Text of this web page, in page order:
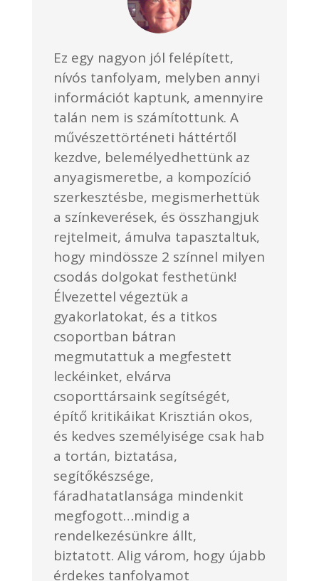
Ez egy nagyon jól felépített,
nívós tanfolyam, melyben annyi
információt kaptunk, amennyire
talán nem is számítottunk. A
művészettörténeti háttértől
kezdve, belemélyedhettünk az
anyagismeretbe, a kompozíció
szerkesztésbe, megismerhettük
a színkeverések, és összhangjuk
rejtelmeit, ámulva tapasztaltuk,
hogy mindössze 2 színnel milyen
csodás dolgokat festhetünk!
Élvezettel végeztük a
gyakorlatokat, és a titkos
csoportban bátran
megmutattuk a megfestett
leckéinket, elvárva
csoporttársaink segítségét,
építő kritikáikat Krisztián okos,
és kedves személyisége csak hab
a tortán, biztatása,
segítőkészsége,
fáradhatatlansága mindenkit
megfogott…mindig a
rendelkezésünkre állt,
biztatott. Alig várom, hogy újabb
érdekes tanfolyamot